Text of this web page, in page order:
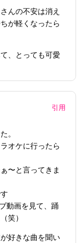
んの不安は消え
が軽くなったら
、とっても可愛
引用
。
オケに行ったら
〜と言ってきま
動画を見て、踊
笑）
好きな曲を聞い